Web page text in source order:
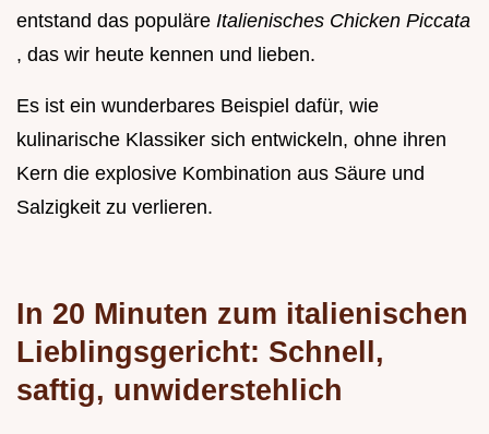
entstand das populäre Italienisches Chicken Piccata
, das wir heute kennen und lieben.
Es ist ein wunderbares Beispiel dafür, wie
kulinarische Klassiker sich entwickeln, ohne ihren
Kern die explosive Kombination aus Säure und
Salzigkeit zu verlieren.
In 20 Minuten zum italienischen
Lieblingsgericht: Schnell,
saftig, unwiderstehlich